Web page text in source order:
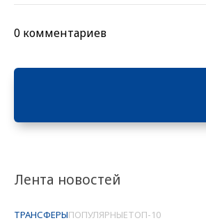
Лента новостей
ТРАНСФЕРЫПОПУЛЯРНЫЕТОП-10
0 комментариев